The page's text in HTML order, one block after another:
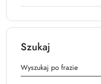
Szukaj